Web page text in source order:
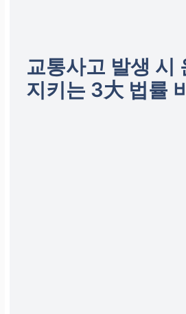
교통사고 발생 시
지키는 3大 법률